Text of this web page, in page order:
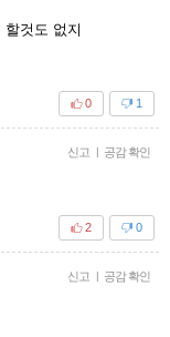
것도 없지
1
0
신고 | 공감 확인
0
2
신고 | 공감 확인